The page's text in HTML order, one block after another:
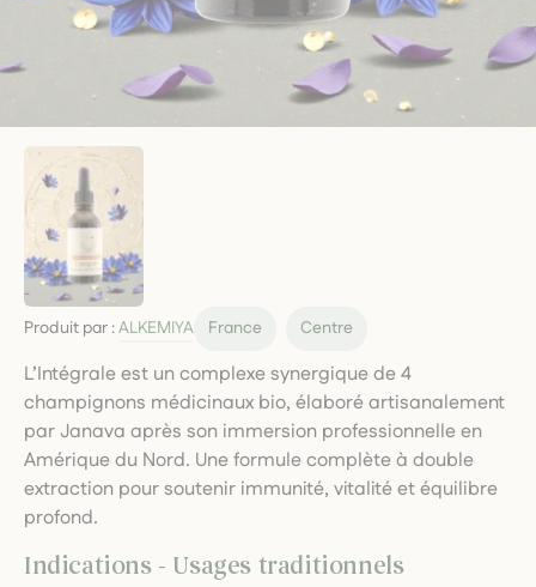
Produit par :ALKEMIYA France Centre
L’Intégrale est un complexe synergique de 4
champignons médicinaux bio, élaboré artisanalement
par Janava après son immersion professionnelle en
Amérique du Nord. Une formule complète à double
extraction pour soutenir immunité, vitalité et équilibre
profond.
Indications - Usages traditionnels